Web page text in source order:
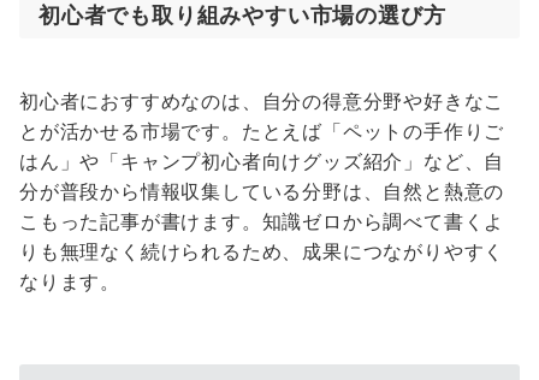
初心者でも取り組みやすい市場の選び方
初心者におすすめなのは、自分の得意分野や好きなこ
とが活かせる市場です。たとえば「ペットの手作りご
はん」や「キャンプ初心者向けグッズ紹介」など、自
分が普段から情報収集している分野は、自然と熱意の
こもった記事が書けます。知識ゼロから調べて書くよ
りも無理なく続けられるため、成果につながりやすく
なります。